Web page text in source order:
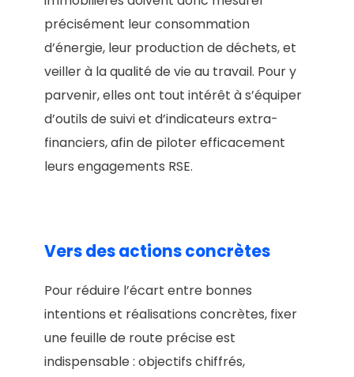
précisément leur consommation
d’énergie, leur production de déchets, et
veiller à la qualité de vie au travail. Pour y
parvenir, elles ont tout intérêt à s’équiper
d’outils de suivi et d’indicateurs extra-
financiers, afin de piloter efficacement
leurs engagements RSE.
Vers des actions concrètes
Pour réduire l’écart entre bonnes
intentions et réalisations concrètes, fixer
une feuille de route précise est
indispensable : objectifs chiffrés,